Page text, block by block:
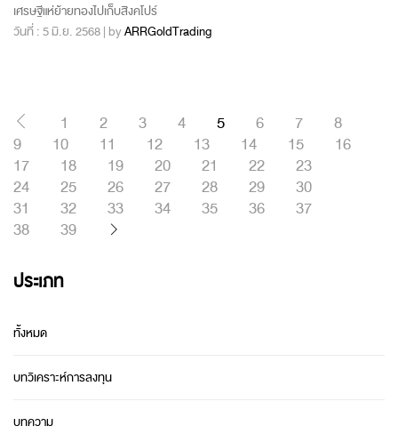
เศรษฐีแห่ย้ายทองไปเก็บสิงคโปร์
วันที่ : 5 มิ.ย. 2568 | byARRGoldTrading
1 2 3 4 5 6 7
8
9
10 11 12 13 14 15
16
17
18 19 20 21 22
23
24
25 26 27 28 29
30
31
32 33 34 35 36
37
38
39
ประเภท
ทั้งหมด
บทวิเคราะห์การลงทุน
บทความ